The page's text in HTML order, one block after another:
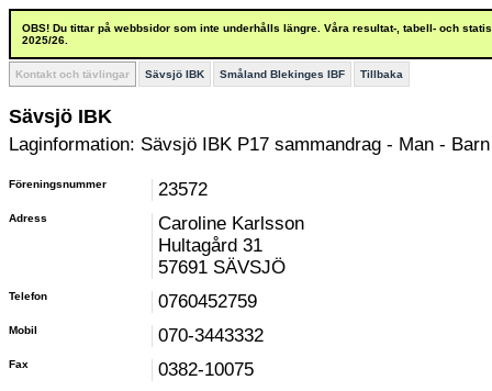
OBS! Du tittar på webbsidor som inte underhålls längre. Våra resultat-, tabell- och
2025/26.
Kontakt och tävlingar Sävsjö IBK Småland Blekinges IBF Tillbaka
Sävsjö IBK
Laginformation: Sävsjö IBK P17 sammandrag - Man -
Föreningsnummer 23572
Adress
Caroline Karlsson
Hultagård 31
57691 SÄVSJÖ
Telefon 0760452759
Mobil 070-3443332
Fax 0382-10075